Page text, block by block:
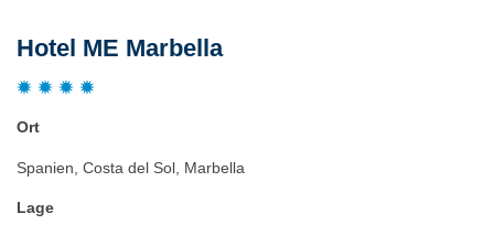
Hotel ME Marbella
Ort
Spanien, Costa del Sol, Marbella
Lage